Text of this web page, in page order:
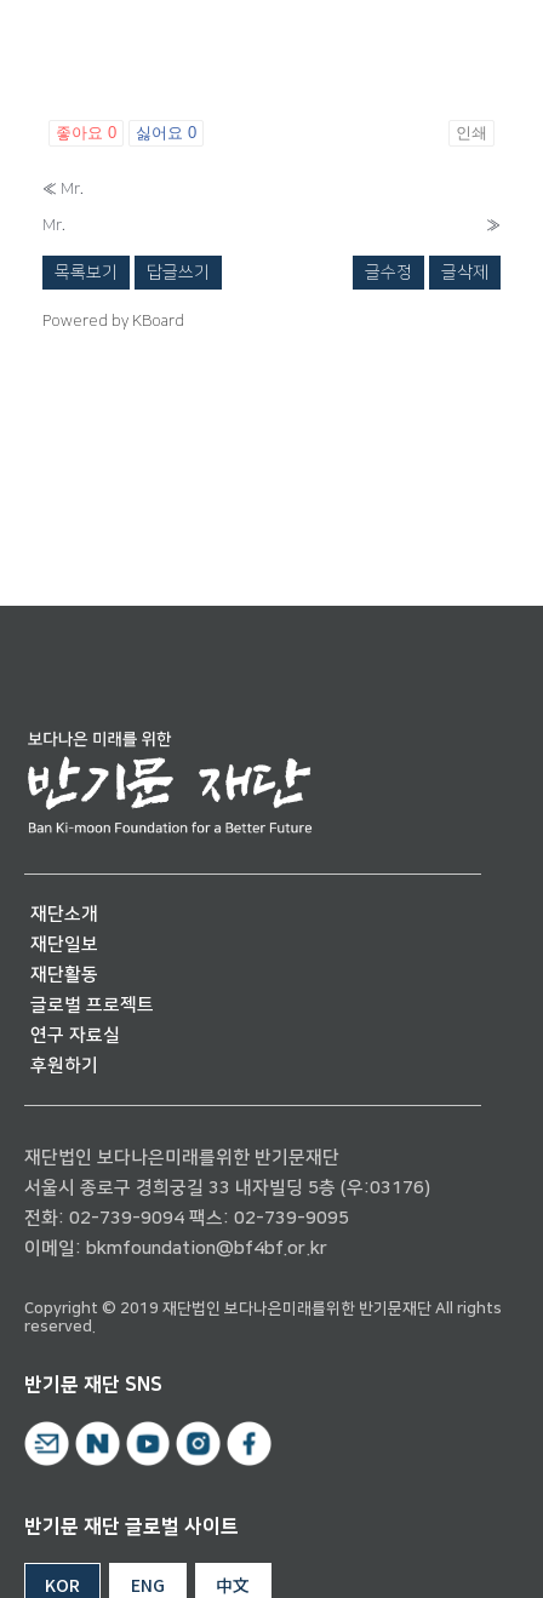
좋아요 0 싫어요 0 인쇄
« Mr.
Mr.
»
목록보기 답글쓰기 글수정 글삭제
Powered by KBoard
재단소개
재단일보
재단활동
글로벌 프로젝트
연구 자료실
후원하기
재단법인 보다나은미래를위한 반기문재단
서울시 종로구 경희궁길 33 내자빌딩 5층 (우:03176)
전화: 02-739-9094 팩스: 02-739-9095
이메일: bkmfoundation@bf4bf.or.kr
Copyright © 2019 재단법인 보다나은미래를위한 반기문재단 All rights
reserved.
반기문 재단 SNS
반기문 재단 글로벌 사이트
KOR ENG 中文